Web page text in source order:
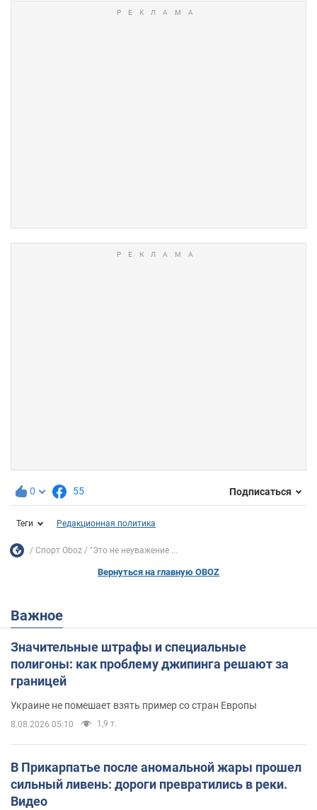
0 55 Подписаться
Теги Редакционная политика
Спорт Oboz "Это не неуважение ...
Вернуться на главную OBOZ
Важное
Значительные штрафы и специальные
полигоны: как проблему джипинга решают за
границей
Украине не помешает взять пример со стран Европы
8.08.2026 05:10 1,9 т.
В Прикарпатье после аномальной жары прошел
сильный ливень: дороги превратились в реки.
Видео